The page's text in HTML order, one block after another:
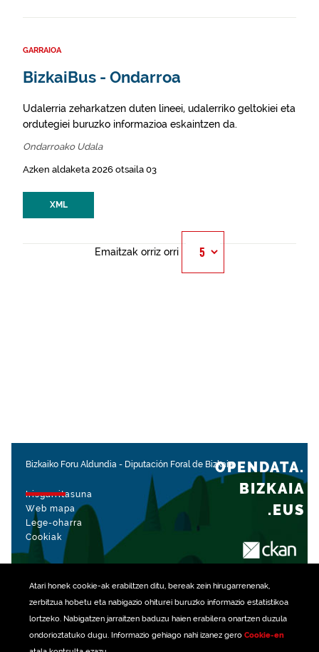
Atari honek cookie-ak erabiltzen ditu, bereak zein hirugarrenenak,
zerbitzua hobetu eta nabigazio ohiturei buruzko informazio estatistikoa
lortzeko. Nabigatzen jarraitzen baduzu haien erabilera onartzen duzula
ondorioztatuko dugu. Informazio gehiago nahi izanez gero Cookie-en
GARRAIOA
BizkaiBus - Ondarroa
Udalerria zeharkatzen duten lineei, udalerriko geltokiei eta
ordutegiei buruzko informazioa eskaintzen da.
Ondarroako Udala
Azken aldaketa 2026 otsaila 03
XML
Emaitzak orriz orri
Bizkaiko Foru Aldundia - Diputación Foral de Bizkaia
Irisgarritasuna
Web mapa
Lege-oharra
Cookiak
OPENDATA.
BIZKAIA
.EUS